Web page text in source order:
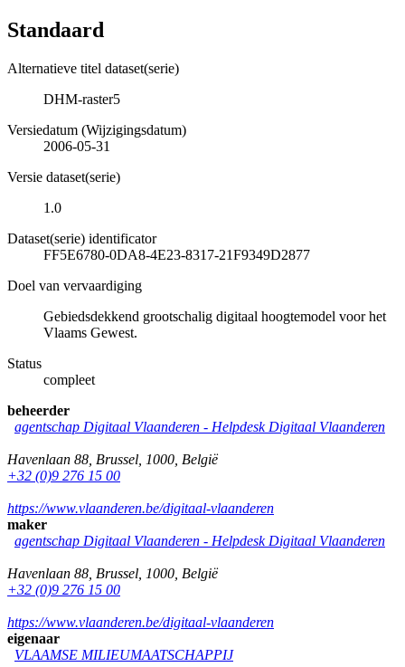
Standaard
Alternatieve titel dataset(serie)
DHM-raster5
Versiedatum (Wijzigingsdatum)
2006-05-31
Versie dataset(serie)
1.0
Dataset(serie) identificator
FF5E6780-0DA8-4E23-8317-21F9349D2877
Doel van vervaardiging
Gebiedsdekkend grootschalig digitaal hoogtemodel voor het
Vlaams Gewest.
Status
compleet
beheerder
agentschap Digitaal Vlaanderen - Helpdesk Digitaal Vlaanderen
Havenlaan 88 Brussel 1000 België
+32 (0)9 276 15 00
https://www.vlaanderen.be/digitaal-vlaanderen
maker
agentschap Digitaal Vlaanderen - Helpdesk Digitaal Vlaanderen
Havenlaan 88 Brussel 1000 België
+32 (0)9 276 15 00
https://www.vlaanderen.be/digitaal-vlaanderen
eigenaar
VLAAMSE MILIEUMAATSCHAPPIJ